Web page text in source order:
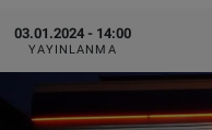
03.01.2024 - 14:00
YAYINLANMA
FOTO GALERİ